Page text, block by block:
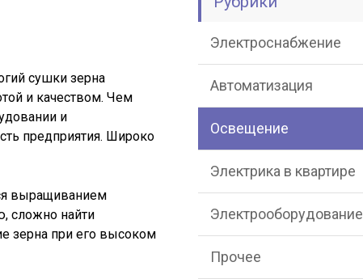
сушки зерна
и качеством. Чем
и
предприятия. Широко
выращиванием
сложно найти
зерна при его высоком
Электроснабжение
Автоматизация
Освещение
Электрика в квартире
Электрооборудование
Прочее